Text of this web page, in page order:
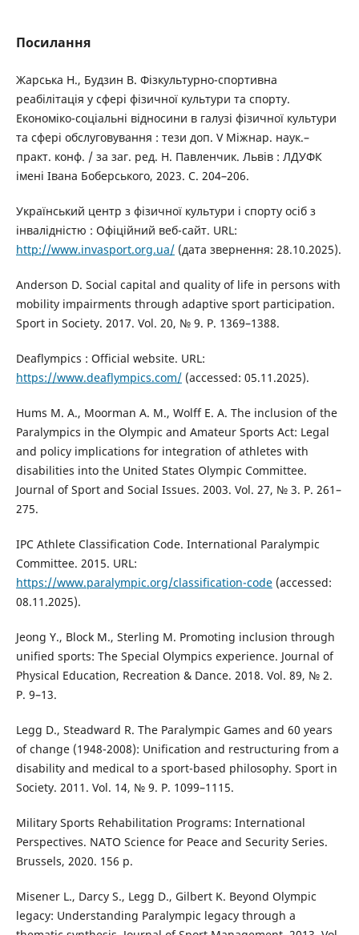
Посилання
Жарська Н., Будзин В. Фізкультурно-спортивна
реабілітація у сфері фізичної культури та спорту.
Економіко-соціальні відносини в галузі фізичної культури
та сфері обслуговування : тези доп. V Міжнар. наук.–
практ. конф. / за заг. ред. Н. Павленчик. Львів : ЛДУФК
імені Івана Боберського, 2023. C. 204–206.
Український центр з фізичної культури і спорту осіб з
інвалідністю : Офіційний веб-сайт. URL:
http://www.invasport.org.ua/(дата звернення: 28.10.2025).
Anderson D. Social capital and quality of life in persons with
mobility impairments through adaptive sport participation.
Sport in Society. 2017. Vol. 20, № 9. P. 1369–1388.
Deaflympics : Official website. URL:
https://www.deaflympics.com/(accessed: 05.11.2025).
Hums M. A., Moorman A. M., Wolff E. A. The inclusion of the
Paralympics in the Olympic and Amateur Sports Act: Legal
and policy implications for integration of athletes with
disabilities into the United States Olympic Committee.
Journal of Sport and Social Issues. 2003. Vol. 27, № 3. P. 261–
275.
IPC Athlete Classification Code. International Paralympic
Committee. 2015. URL:
https://www.paralympic.org/classification-code(accessed:
08.11.2025).
Jeong Y., Block M., Sterling M. Promoting inclusion through
unified sports: The Special Olympics experience. Journal of
Physical Education, Recreation & Dance. 2018. Vol. 89, № 2.
P. 9–13.
Legg D., Steadward R. The Paralympic Games and 60 years
of change (1948-2008): Unification and restructuring from a
disability and medical to a sport-based philosophy. Sport in
Society. 2011. Vol. 14, № 9. P. 1099–1115.
Military Sports Rehabilitation Programs: International
Perspectives. NATO Science for Peace and Security Series.
Brussels, 2020. 156 p.
Misener L., Darcy S., Legg D., Gilbert K. Beyond Olympic
legacy: Understanding Paralympic legacy through a